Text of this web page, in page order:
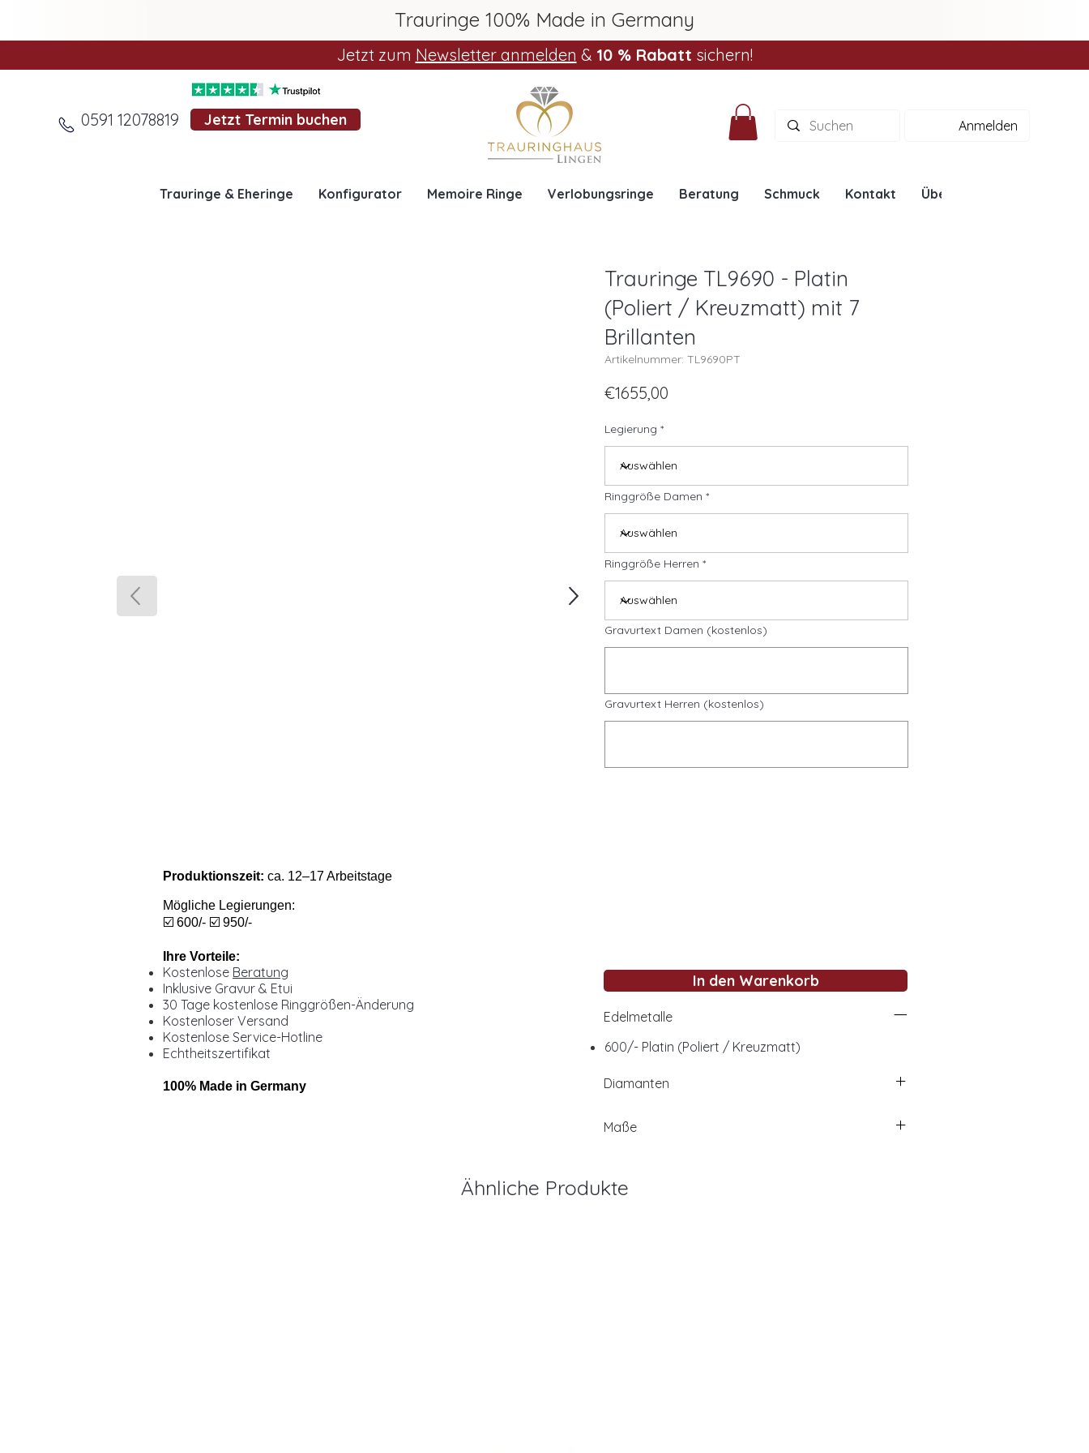
Trauringe 100% Made in Germany
Jetzt zum Newsletter anmelden & 10 % Rabatt sichern!
0591 12078819 Jetzt Termin buchen Anmelden
Trauringe & Eheringe Konfigurator Memoire Ringe Verlobungsringe Beratung Schmuck Kontakt Über uns
Produktionszeit: ca. 12–17 Arbeitstage
Mögliche Legierungen:
☑️ 600/- ☑️ 950/-
Ihre Vorteile:
Kostenlose Beratung
Inklusive Gravur & Etui
30 Tage kostenlose Ringgrößen-Änderung
Kostenloser Versand
Kostenlose Service-Hotline
Echtheitszertifikat
100% Made in Germany
Trauringe TL9690 - Platin
(Poliert / Kreuzmatt) mit 7
Brillanten
Artikelnummer: TL9690PT
€1655,00
Legierung
Ringgröße Damen
Ringgröße Herren
Gravurtext Damen (kostenlos)
Gravurtext Herren (kostenlos)
In den Warenkorb
Edelmetalle
600/- Platin (Poliert / Kreuzmatt)
Diamanten
Maße
Ähnliche Produkte